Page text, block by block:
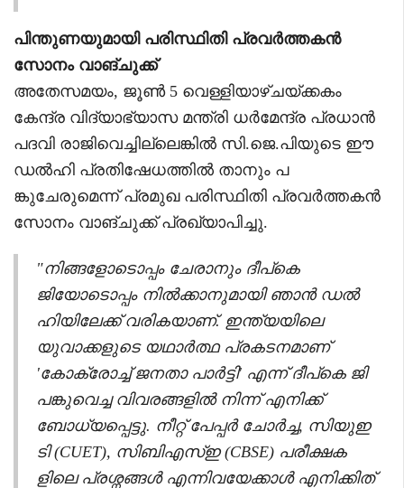
പിന്തുണയുമായി പരിസ്ഥിതി പ്രവർത്തകൻ
സോനം വാങ്ചുക്ക്
അതേസമയം, ജൂൺ 5 വെള്ളിയാഴ്ചയ്ക്കകം
കേന്ദ്ര വിദ്യാഭ്യാസ മന്ത്രി ധർമേന്ദ്ര പ്രധാൻ
പദവി രാജിവെച്ചില്ലെങ്കിൽ സി.ജെ.പിയുടെ ഈ
ഡൽഹി പ്രതിഷേധത്തിൽ താനും പ
ങ്കുചേരുമെന്ന് പ്രമുഖ പരിസ്ഥിതി പ്രവർത്തകൻ
സോനം വാങ്ചുക്ക് പ്രഖ്യാപിച്ചു.
"നിങ്ങളോടൊപ്പം ചേരാനും ദീപ്കെ
ജിയോടൊപ്പം നിൽക്കാനുമായി ഞാൻ ഡൽ
ഹിയിലേക്ക് വരികയാണ്. ഇന്ത്യയിലെ
യുവാക്കളുടെ യഥാർത്ഥ പ്രകടനമാണ്
'കോക്രോച്ച് ജനതാ പാർട്ടി' എന്ന് ദീപ്കെ ജി
പങ്കുവെച്ച വിവരങ്ങളിൽ നിന്ന് എനിക്ക്
ബോധ്യപ്പെട്ടു. നീറ്റ് പേപ്പർ ചോർച്ച, സിയുഇ
ടി (CUET), സിബിഎസ്ഇ (CBSE) പരീക്ഷക
ളിലെ പ്രശ്നങ്ങൾ എന്നിവയേക്കാൾ എനിക്കിത്